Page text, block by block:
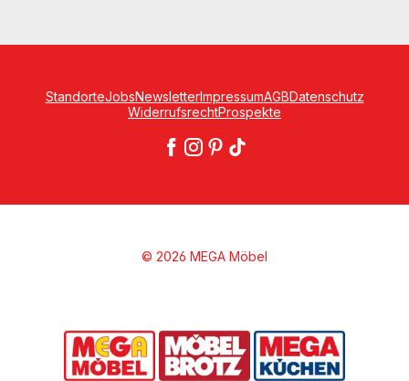
StandorteJobsNewsletterImpressumAGBDatenschutz
WiderrufsrechtProspekte
© 2026 MEGA Möbel